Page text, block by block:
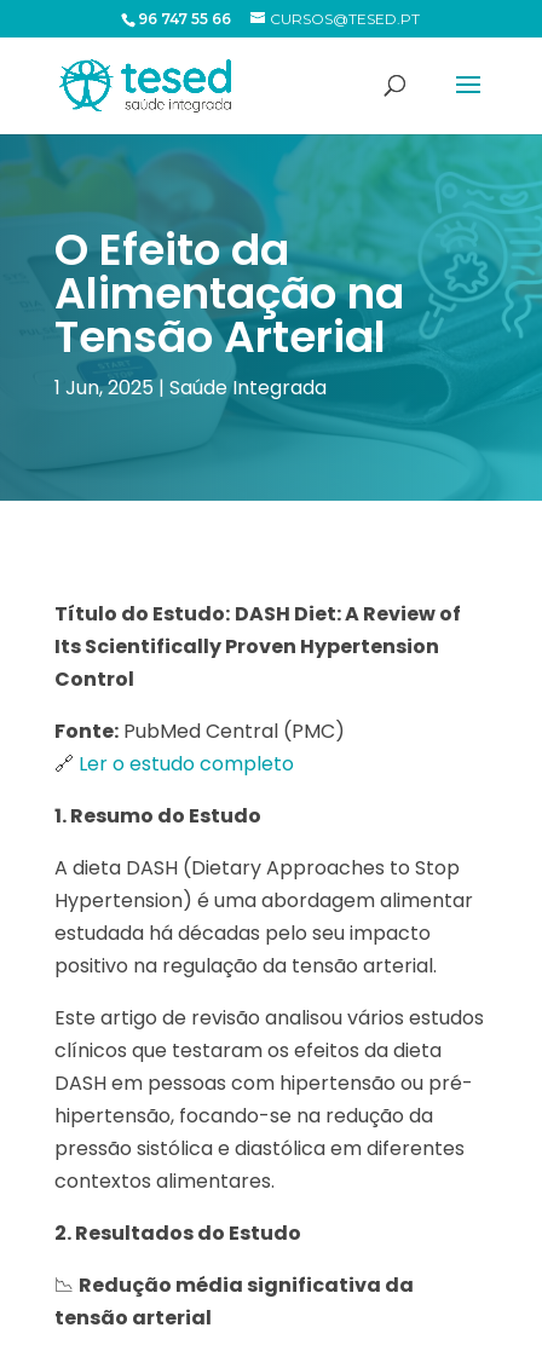
96 747 55 66 CURSOS@TESED.PT
O Efeito da
Alimentação na
Tensão Arterial
1 Jun, 2025| Saúde Integrada
Título do Estudo: DASH Diet: A Review of
Its Scientifically Proven Hypertension
Control
Fonte:PubMed Central (PMC)
🔗 Ler o estudo completo
1. Resumo do Estudo
A dieta DASH (Dietary Approaches to Stop
Hypertension) é uma abordagem alimentar
estudada há décadas pelo seu impacto
positivo na regulação da tensão arterial.
Este artigo de revisão analisou vários estudos
clínicos que testaram os efeitos da dieta
DASH em pessoas com hipertensão ou pré-
hipertensão, focando-se na redução da
pressão sistólica e diastólica em diferentes
contextos alimentares.
2. Resultados do Estudo
📉 Redução média significativa da
tensão arterial